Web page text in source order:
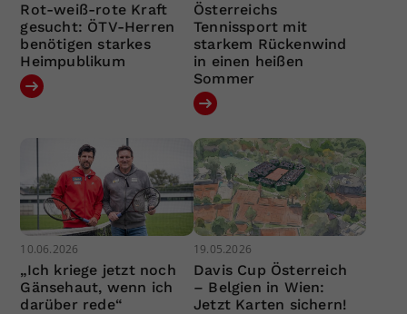
Rot-weiß-rote Kraft
gesucht: ÖTV-Herren
benötigen starkes
Heimpublikum
Österreichs
Tennissport mit
starkem Rückenwind
in einen heißen
Sommer
10.06.2026
„Ich kriege jetzt noch
Gänsehaut, wenn ich
darüber rede“
19.05.2026
Davis Cup Österreich
– Belgien in Wien:
Jetzt Karten sichern!